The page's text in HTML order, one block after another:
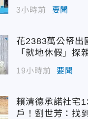
縣長籌錢未還
3小時前 要聞
花2383萬公帑
「就地休假」探
佳青回應了
19小時前 要聞
賴清德承諾社宅
戶！劉世芳：找